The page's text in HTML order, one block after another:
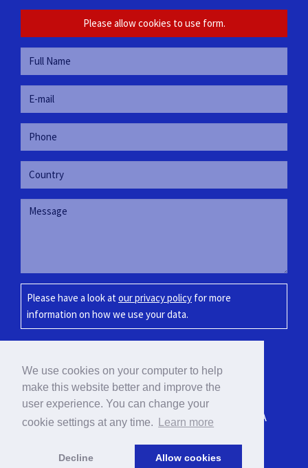
We use cookies on your computer to help
make this website better and improve the
user experience. You can change your
cookie settings at any time.
Learn more
Decline Allow cookies
Please allow cookies to use form.
Please have a look at our privacy policy for more
information on how we use your data.
BLOEMOND 7-C, PARADERA, ARUBA
© 2026 VCC International N.V. | Privacy Policy